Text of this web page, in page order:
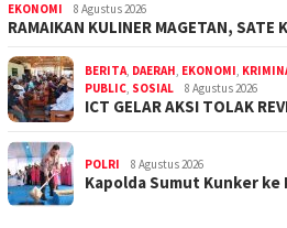
EKONOMI 8 Agustus 2026
RAMAIKAN KULINER MAGETAN, SATE
BERITA, DAERAH, EKONOMI,
PUBLIC, SOSIAL 8 Agustus 2026
ICT GELAR AKSI TOLAK
POLRI 8 Agustus 2026
Kapolda Sumut Kunker